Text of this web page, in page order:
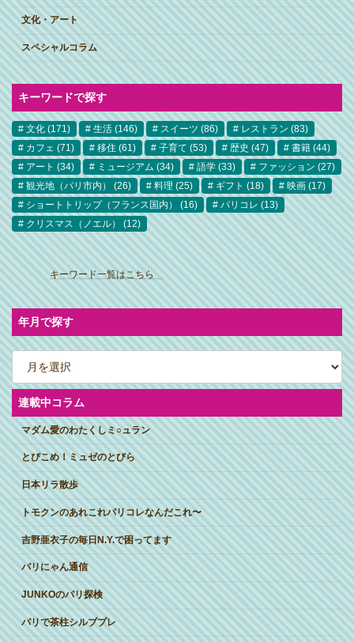
文化・アート
スペシャルコラム
キーワードで探す
文化 (171) 生活 (146) スイーツ (86) レストラン (83)
カフェ (71) 移住 (61) 子育て (53) 歴史 (47) 書籍 (44)
アート (34) ミュージアム (34) 語学 (33) ファッション (27)
観光地（パリ市内）
(26) 料理 (25) ギフト (18) 映画 (17)
ショートトリップ（フランス国内）
(16) パリコレ (13)
クリスマス（ノエル）
(12)
ア
イ
コ
ン
リ
ン
ク
キーワード一覧はこちら
年月で探す
ア
ー
カ
イ
ブ連載中コラム
マダム愛のわたくしミ○ュラン
とびこめ！ミュゼのとびら
日本リラ散歩
トモクンのあれこれパリコレなんだこれ〜
吉野亜衣子の毎日N.Y.で困ってます
パリにゃん通信
JUNKOのパリ探検
パリで茶柱シルブプレ